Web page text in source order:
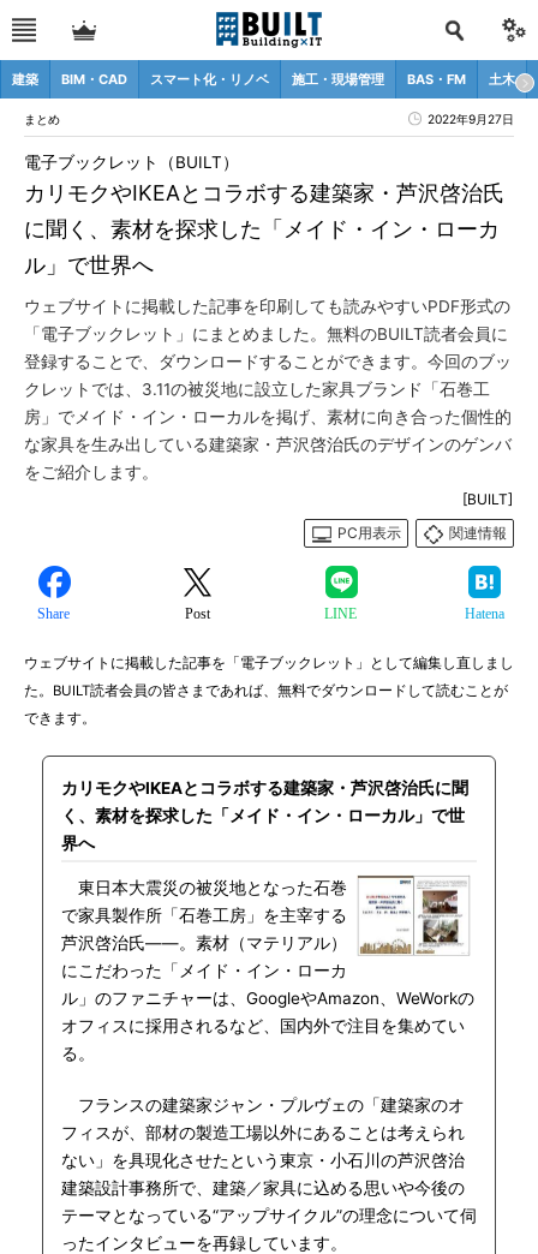
建築 BIM・CAD スマート化・リノベ 施工・現場管理 BAS・FM 土木
まとめ 2022年9月27日
カリモクやIKEAとコラボする建築家・芦沢啓治氏
に聞く、素材を探求した「メイド・イン・ローカ
ル」で世界へ
電子ブックレット（BUILT）
ウェブサイトに掲載した記事を印刷しても読みやすいPDF形式の
「電子ブックレット」にまとめました。無料のBUILT読者会員に
登録することで、ダウンロードすることができます。今回のブッ
クレットでは、3.11の被災地に設立した家具ブランド「石巻工
房」でメイド・イン・ローカルを掲げ、素材に向き合った個性的
な家具を生み出している建築家・芦沢啓治氏のデザインのゲンバ
をご紹介します。
[BUILT]
PC用表示
関連情報
Share Post LINE Hatena
ウェブサイトに掲載した記事を「電子ブックレット」として編集し直しまし
た。BUILT読者会員の皆さまであれば、無料でダウンロードして読むことが
できます。
カリモクやIKEAとコラボする建築家・芦沢啓治氏に聞
く、素材を探求した「メイド・イン・ローカル」で世
界へ
東日本大震災の被災地となった石巻
で家具製作所「石巻工房」を主宰する
芦沢啓治氏――。素材（マテリアル）
にこだわった「メイド・イン・ローカ
ル」のファニチャーは、GoogleやAmazon、WeWorkの
オフィスに採用されるなど、国内外で注目を集めてい
る。
フランスの建築家ジャン・プルヴェの「建築家のオ
フィスが、部材の製造工場以外にあることは考えられ
ない」を具現化させたという東京・小石川の芦沢啓治
建築設計事務所で、建築／家具に込める思いや今後の
テーマとなっている“アップサイクル”の理念について伺
ったインタビューを再録しています。